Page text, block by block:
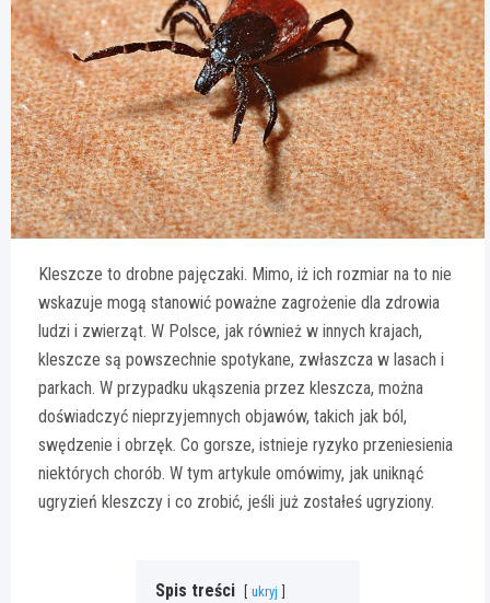
Kleszcze to drobne pajęczaki. Mimo, iż ich rozmiar na to nie
wskazuje mogą stanowić poważne zagrożenie dla zdrowia
ludzi i zwierząt. W Polsce, jak również w innych krajach,
kleszcze są powszechnie spotykane, zwłaszcza w lasach i
parkach. W przypadku ukąszenia przez kleszcza, można
doświadczyć nieprzyjemnych objawów, takich jak ból,
swędzenie i obrzęk. Co gorsze, istnieje ryzyko przeniesienia
niektórych chorób. W tym artykule omówimy, jak uniknąć
ugryzień kleszczy i co zrobić, jeśli już zostałeś ugryziony.
Spis treści ukryj